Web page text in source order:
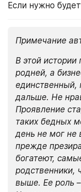
Если нужно
Примечание
В этой истории
родней, а
единственный,
дальше. Не
Проявление
таких бедных
день не мог не
прежде
богатеют,
родственники,
выше. Ее роль